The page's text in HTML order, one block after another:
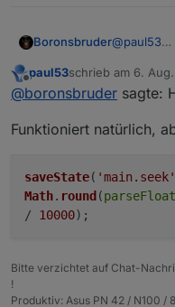
Boronsbruder@paul53
Hab es bei
Bitte nicht
Offline
paul53schrieb am 6.
zuletzt editiert von
@boronsbruder sagte:
Funktioniert natürlich,
saveState( 'main.seek'
Math. round (parseFloat
/ 10000);
Bitte verzichtet auf Chat-
!
Produktiv: Asus PN 42 / N100 /